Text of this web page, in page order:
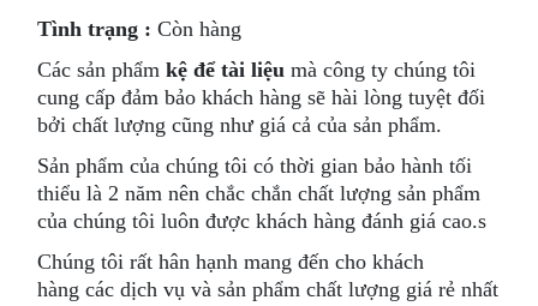
Tình trạng : Còn hàng
Các sản phẩm kệ để tài liệu mà công ty chúng tôi
cung cấp đảm bảo khách hàng sẽ hài lòng tuyệt đối
bởi chất lượng cũng như giá cả của sản phẩm.
Sản phẩm của chúng tôi có thời gian bảo hành tối
thiểu là 2 năm nên chắc chắn chất lượng sản phẩm
của chúng tôi luôn được khách hàng đánh giá cao.s
Chúng tôi rất hân hạnh mang đến cho khách
hàng các dịch vụ và sản phẩm chất lượng giá rẻ nhất